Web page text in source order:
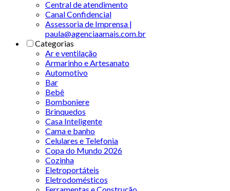
Central de atendimento
Canal Confidencial
Assessoria de Imprensa |
paula@agenciaamais.com.br
Categorias
Ar e ventilação
Armarinho e Artesanato
Automotivo
Bar
Bebê
Bomboniere
Brinquedos
Casa Inteligente
Cama e banho
Celulares e Telefonia
Copa do Mundo 2026
Cozinha
Eletroportáteis
Eletrodomésticos